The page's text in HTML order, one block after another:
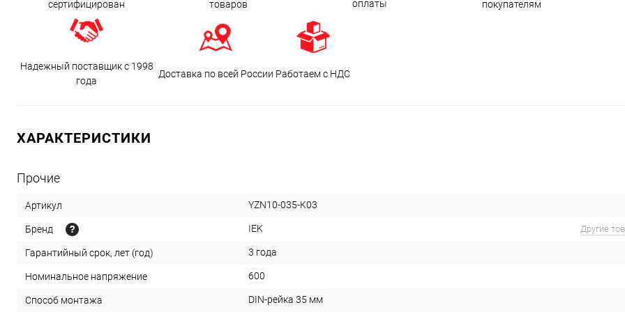
сертифицирован товаров оплаты покупателям
Надежный поставщик с 1998
года
Доставка по всей России Работаем с НДС
ХАРАКТЕРИСТИКИ
Прочие
Артикул YZN10-035-K03
Бренд IEK Другие
Гарантийный срок, лет (год) 3 года
Номинальное напряжение 600
Способ монтажа DIN-рейка 35 мм